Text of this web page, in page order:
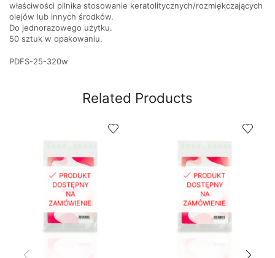
właściwości pilnika stosowanie keratolitycznych/rozmiękczających
olejów lub innych środków.
Do jednorazowego użytku.
50 sztuk w opakowaniu.
PDFS-25-320w
Related Products
PRODUKT
DOSTĘPNY
NA
ZAMÓWIENIE
PRODUKT
DOSTĘPNY
NA
ZAMÓWIENIE